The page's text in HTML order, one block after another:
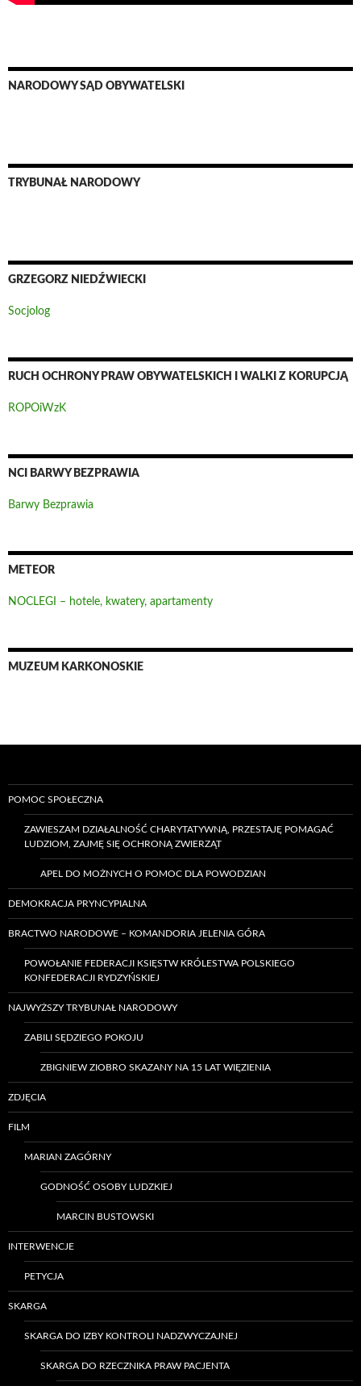
NARODOWY SĄD OBYWATELSKI
TRYBUNAŁ NARODOWY
GRZEGORZ NIEDŹWIECKI
Socjolog
RUCH OCHRONY PRAW OBYWATELSKICH I WALKI Z KORUPCJĄ
ROPOiWzK
NCI BARWY BEZPRAWIA
Barwy Bezprawia
METEOR
NOCLEGI – hotele, kwatery, apartamenty
MUZEUM KARKONOSKIE
POMOC SPOŁECZNA
ZAWIESZAM DZIAŁALNOŚĆ CHARYTATYWNĄ, PRZESTAJĘ POMAGAĆ
LUDZIOM, ZAJMĘ SIĘ OCHRONĄ ZWIERZĄT
APEL DO MOŻNYCH O POMOC DLA POWODZIAN
DEMOKRACJA PRYNCYPIALNA
BRACTWO NARODOWE – KOMANDORIA JELENIA GÓRA
POWOŁANIE FEDERACJI KSIĘSTW KRÓLESTWA POLSKIEGO
KONFEDERACJI RYDZYŃSKIEJ
NAJWYŻSZY TRYBUNAŁ NARODOWY
ZABILI SĘDZIEGO POKOJU
ZBIGNIEW ZIOBRO SKAZANY NA 15 LAT WIĘZIENIA
ZDJĘCIA
FILM
MARIAN ZAGÓRNY
GODNOŚĆ OSOBY LUDZKIEJ
MARCIN BUSTOWSKI
INTERWENCJE
PETYCJA
SKARGA
SKARGA DO IZBY KONTROLI NADZWYCZAJNEJ
SKARGA DO RZECZNIKA PRAW PACJENTA